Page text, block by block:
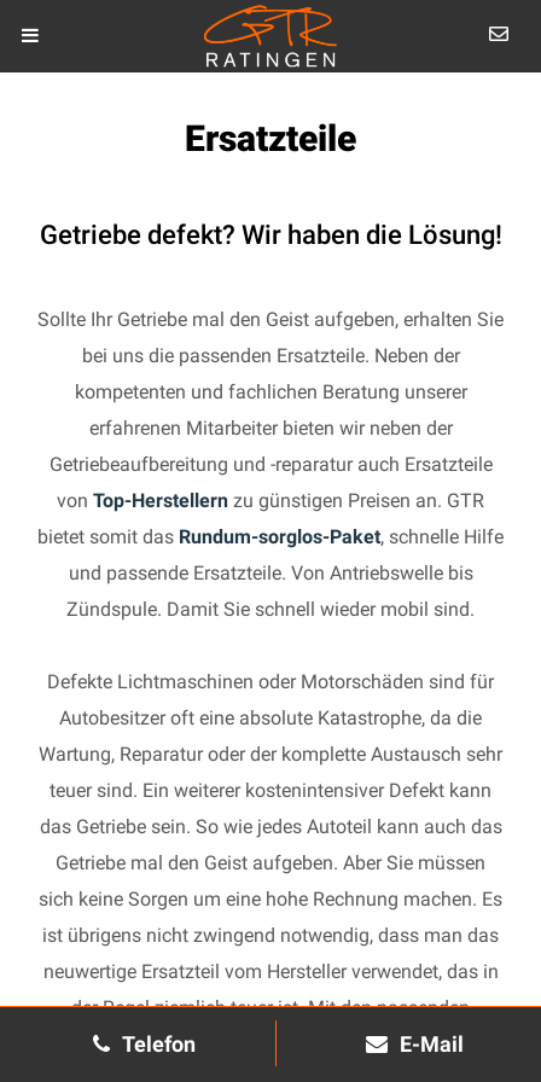
Telefon E-Mail
Ersatzteile
Getriebe defekt? Wir haben die Lösung!
Sollte Ihr Getriebe mal den Geist aufgeben, erhalten Sie
bei uns die passenden Ersatzteile. Neben der
kompetenten und fachlichen Beratung unserer
erfahrenen Mitarbeiter bieten wir neben der
Getriebeaufbereitung und -reparatur auch Ersatzteile
von Top-Herstellern zu günstigen Preisen an. GTR
bietet somit das Rundum-sorglos-Paket, schnelle Hilfe
und passende Ersatzteile. Von Antriebswelle bis
Zündspule. Damit Sie schnell wieder mobil sind.
Defekte Lichtmaschinen oder Motorschäden sind für
Autobesitzer oft eine absolute Katastrophe, da die
Wartung, Reparatur oder der komplette Austausch sehr
teuer sind. Ein weiterer kostenintensiver Defekt kann
das Getriebe sein. So wie jedes Autoteil kann auch das
Getriebe mal den Geist aufgeben. Aber Sie müssen
sich keine Sorgen um eine hohe Rechnung machen. Es
ist übrigens nicht zwingend notwendig, dass man das
neuwertige Ersatzteil vom Hersteller verwendet, das in
der Regel ziemlich teuer ist. Mit den passenden
Ersatzteilen kann jedes gebrauchte Getriebe schnell